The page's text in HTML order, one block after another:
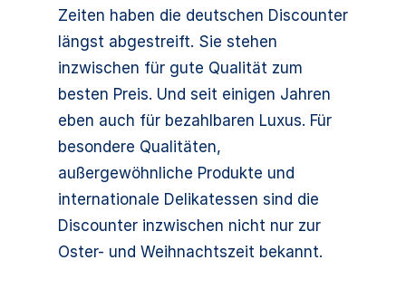
Zeiten haben die deutschen Discounter
längst abgestreift. Sie stehen
inzwischen für gute Qualität zum
besten Preis. Und seit einigen Jahren
eben auch für bezahlbaren Luxus. Für
besondere Qualitäten,
außergewöhnliche Produkte und
internationale Delikatessen sind die
Discounter inzwischen nicht nur zur
Oster- und Weihnachtszeit bekannt.